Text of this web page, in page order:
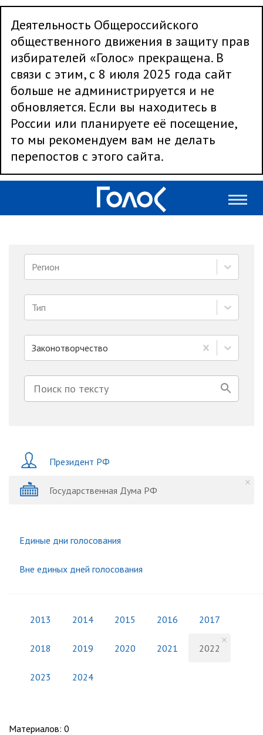
Деятельность Общероссийского
общественного движения в защиту прав
избирателей «Голос» прекращена. В
связи с этим, с 8 июля 2025 года сайт
больше не администрируется и не
обновляется. Если вы находитесь в
России или планируете её посещение,
то мы рекомендуем вам не делать
перепостов с этого сайта.
Регион
Тип
Законотворчество
Президент РФ
Государственная Дума РФ
Единые дни голосования
Вне единых дней голосования
2013 2014 2015 2016 2017
2018 2019 2020 2021 2022
2023 2024
Материалов: 0